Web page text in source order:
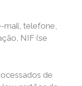
mail, telefone,
NIF (se
de